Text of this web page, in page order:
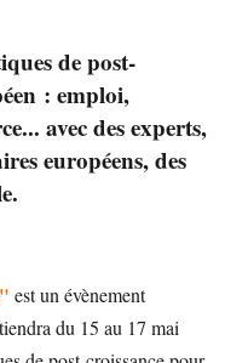
de post-
: emploi,
avec des experts,
européens, des
est un évènement
du 15 au 17 mai